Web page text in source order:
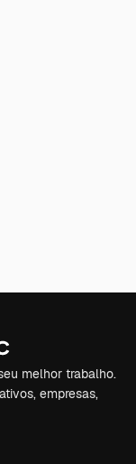
melhor trabalho.
empresas,